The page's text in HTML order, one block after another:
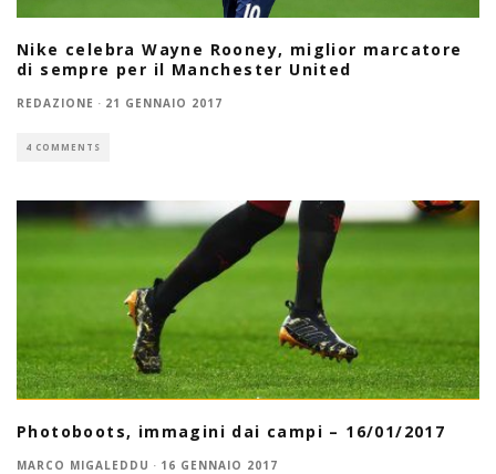
Nike celebra Wayne Rooney, miglior marcatore
di sempre per il Manchester United
REDAZIONE · 21 GENNAIO 2017
4 COMMENTS
Photoboots, immagini dai campi – 16/01/2017
MARCO MIGALEDDU · 16 GENNAIO 2017